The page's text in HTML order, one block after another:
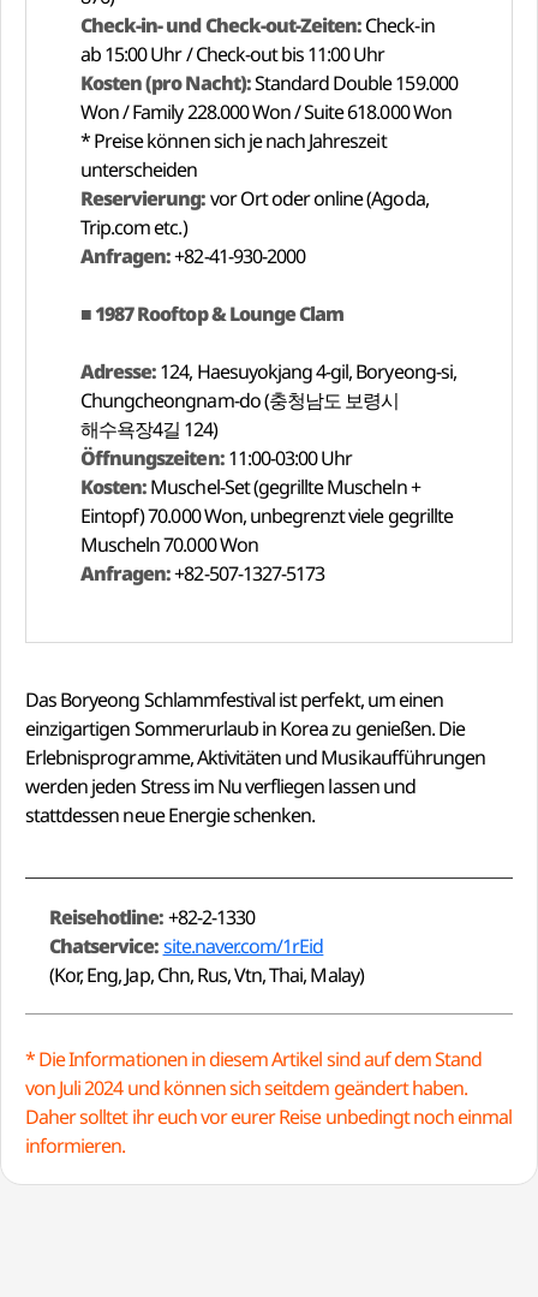
Check-in- und Check-out-Zeiten:Check-in
ab 15:00 Uhr / Check-out bis 11:00 Uhr
Kosten (pro Nacht):Standard Double 159.000
Won / Family 228.000 Won / Suite 618.000 Won
* Preise können sich je nach Jahreszeit
unterscheiden
Reservierung:vor Ort oder online (Agoda,
Trip.com etc.)
Anfragen:+82-41-930-2000
■ 1987 Rooftop & Lounge Clam
Adresse:124, Haesuyokjang 4-gil, Boryeong-si,
Chungcheongnam-do (충청남도 보령시
해수욕장4길 124)
Öffnungszeiten:11:00-03:00 Uhr
Kosten:Muschel-Set (gegrillte Muscheln +
Eintopf) 70.000 Won, unbegrenzt viele gegrillte
Muscheln 70.000 Won
Anfragen:+82-507-1327-5173
Das Boryeong Schlammfestival ist perfekt, um einen
einzigartigen Sommerurlaub in Korea zu genießen. Die
Erlebnisprogramme, Aktivitäten und Musikaufführungen
werden jeden Stress im Nu verfliegen lassen und
stattdessen neue Energie schenken.
Reisehotline:+82-2-1330
Chatservice:site.naver.com/1rEid
(Kor, Eng, Jap, Chn, Rus, Vtn, Thai, Malay)
* Die Informationen in diesem Artikel sind auf dem Stand
von Juli 2024 und können sich seitdem geändert haben.
Daher solltet ihr euch vor eurer Reise unbedingt noch einmal
informieren.